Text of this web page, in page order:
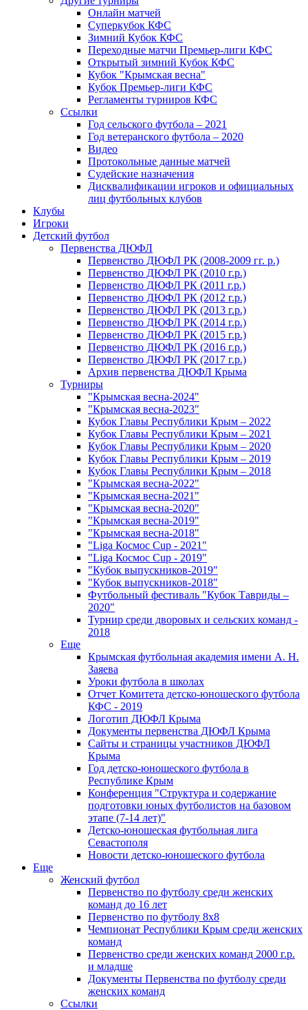
Онлайн матчей
Суперкубок КФС
Зимний Кубок КФС
Переходные матчи Премьер-лиги КФС
Открытый зимний Кубок КФС
Кубок "Крымская весна"
Кубок Премьер-лиги КФС
Регламенты турниров КФС
Ссылки
Год сельского футбола – 2021
Год ветеранского футбола – 2020
Видео
Протокольные данные матчей
Судейские назначения
Дисквалификации игроков и официальных
лиц футбольных клубов
Клубы
Игроки
Детский футбол
Первенства ДЮФЛ
Первенство ДЮФЛ РК (2008-2009 гг. р.)
Первенство ДЮФЛ РК (2010 г.р.)
Первенство ДЮФЛ РК (2011 г.р.)
Первенство ДЮФЛ РК (2012 г.р.)
Первенство ДЮФЛ РК (2013 г.р.)
Первенство ДЮФЛ РК (2014 г.р.)
Первенство ДЮФЛ РК (2015 г.р.)
Первенство ДЮФЛ РК (2016 г.р.)
Первенство ДЮФЛ РК (2017 г.р.)
Архив первенства ДЮФЛ Крыма
Турниры
"Крымская весна-2024"
"Крымская весна-2023"
Кубок Главы Республики Крым – 2022
Кубок Главы Республики Крым – 2021
Кубок Главы Республики Крым – 2020
Кубок Главы Республики Крым – 2019
Кубок Главы Республики Крым – 2018
"Крымская весна-2022"
"Крымская весна-2021"
"Крымская весна-2020"
"Крымская весна-2019"
"Крымская весна-2018"
"Liga Космос Cup - 2021"
"Liga Космос Cup - 2019"
"Кубок выпускников-2019"
"Кубок выпускников-2018"
Футбольный фестиваль "Кубок Тавриды –
2020"
Турнир среди дворовых и сельских команд -
2018
Еще
Крымская футбольная академия имени А. Н.
Заяева
Уроки футбола в школах
Отчет Комитета детско-юношеского футбола
КФС - 2019
Логотип ДЮФЛ Крыма
Документы первенства ДЮФЛ Крыма
Сайты и страницы участников ДЮФЛ
Крыма
Год детско-юношеского футбола в
Республике Крым
Конференция "Структура и содержание
подготовки юных футболистов на базовом
этапе (7-14 лет)"
Детско-юношеская футбольная лига
Севастополя
Новости детско-юношеского футбола
Еще
Женский футбол
Первенство по футболу среди женских
команд до 16 лет
Первенство по футболу 8х8
Чемпионат Республики Крым среди женских
команд
Первенство среди женских команд 2000 г.р.
и младше
Документы Первенства по футболу среди
женских команд
Ссылки